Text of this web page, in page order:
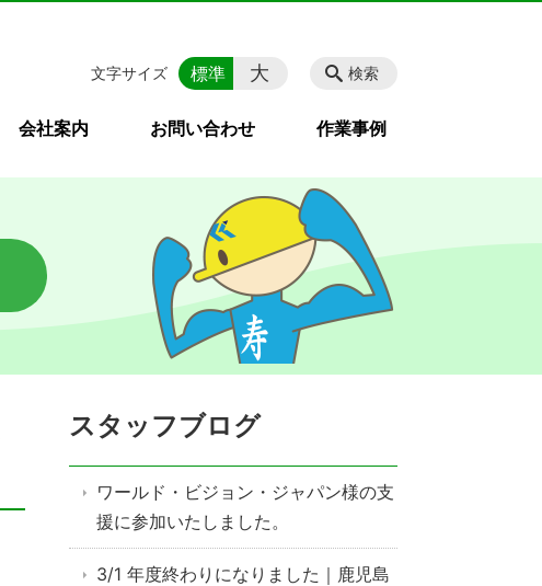
会社案内 お問い合わせ 作業事例
検索
文字サイズ 標準 大
スタッフブログ
ワールド・ビジョン・ジャパン様の支
援に参加いたしました。
3/1 年度終わりになりました｜鹿児島